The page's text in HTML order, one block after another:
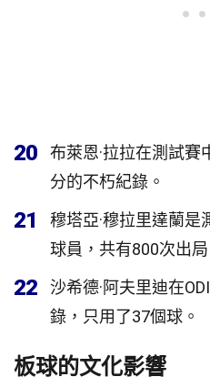
20
布萊恩·拉拉在測試
分的不朽紀錄。
21
穆塔亞·穆拉里達蘭
球員，共有800次出局
22
沙希德·阿夫里迪在
錄，只用了37個球。
板球的文化影響